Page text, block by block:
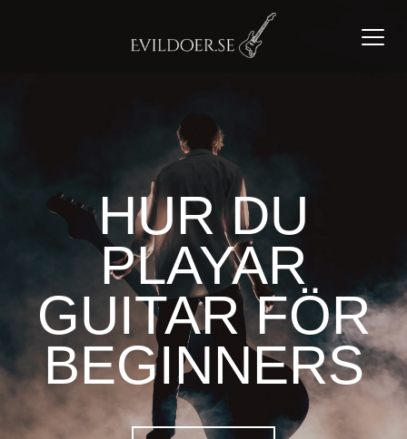
HUR DU
PLAYAR
GUITAR FÖR
BEGINNERS